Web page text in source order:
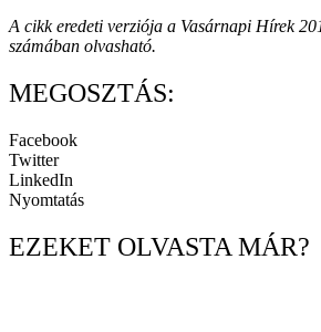
A cikk eredeti verziója a Vasárnapi Hírek
számában olvasható.
MEGOSZTÁS:
Facebook
Twitter
LinkedIn
Nyomtatás
EZEKET OLVASTA MÁR?